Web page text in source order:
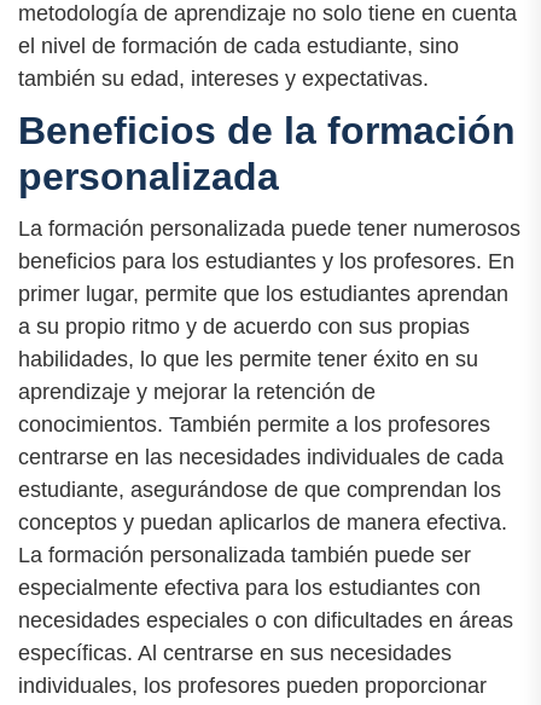
metodología de aprendizaje no solo tiene en cuenta
el nivel de formación de cada estudiante, sino
también su edad, intereses y expectativas.
Beneficios de la formación
personalizada
La formación personalizada puede tener numerosos
beneficios para los estudiantes y los profesores. En
primer lugar, permite que los estudiantes aprendan
a su propio ritmo y de acuerdo con sus propias
habilidades, lo que les permite tener éxito en su
aprendizaje y mejorar la retención de
conocimientos. También permite a los profesores
centrarse en las necesidades individuales de cada
estudiante, asegurándose de que comprendan los
conceptos y puedan aplicarlos de manera efectiva.
La formación personalizada también puede ser
especialmente efectiva para los estudiantes con
necesidades especiales o con dificultades en áreas
específicas. Al centrarse en sus necesidades
individuales, los profesores pueden proporcionar